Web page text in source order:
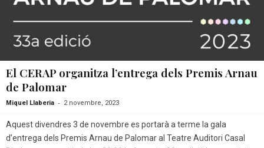
El CERAP organitza l’entrega dels Premis Arnau
de Palomar
Miquel Llaberia - 2 novembre, 2023
Aquest divendres 3 de novembre es portarà a terme la gala
d’entrega dels Premis Arnau de Palomar al Teatre Auditori Casal